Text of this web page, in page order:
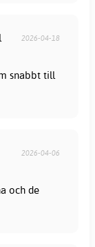
2026-04-18
snabbt till
2026-04-06
och de